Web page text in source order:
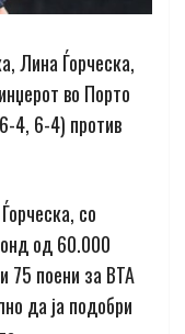
Лина Ѓорческа,
во Порто
4, 6-4) против
со
од 60.000
75 поени за ВТА
да ја подобри